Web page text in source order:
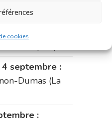
cookies
République)
:
pharmacie
4 septembre :
Dumas (La
: